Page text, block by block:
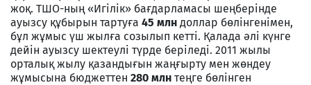
жоқ. ТШО-ның «Игілік» бағдарламасы шеңберінде
ауызсу құбырын тартуға 45 млн доллар бөлінгенімен,
бұл жұмыс үш жылға созылып кетті. Қалада әлі күнге
дейін ауызсу шектеулі түрде беріледі. 2011 жылы
орталық жылу қазандығын жаңғырту мен жөндеу
жұмысына бюджеттен 280 млн теңге бөлінген